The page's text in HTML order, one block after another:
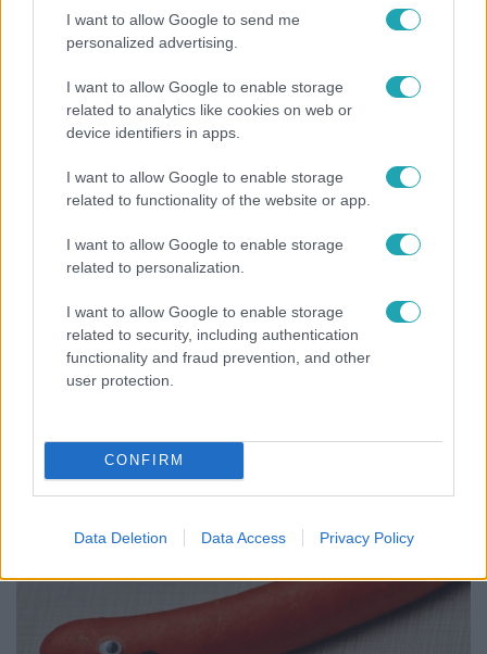
I want to allow Google to send me
personalized advertising.
I want to allow Google to enable storage
related to analytics like cookies on web or
device identifiers in apps.
I want to allow Google to enable storage
related to functionality of the website or app.
I want to allow Google to enable storage
related to personalization.
I want to allow Google to enable storage
related to security, including authentication
functionality and fraud prevention, and other
user protection.
CONFIRM
Data Deletion Data Access Privacy Policy
kapott testvérétől. Azóta gyerekkori barátjával, Vreczenár
Csabával 17 termékből álló palettát alkottak meg, amikkel
rendezvényeken találkozhatunk országszerte. A pitch-et
hallgatva Balogh Levente azon gondolkozott, hogy vajon
hol fogják elrontani az üzleti ajánlatot, de aztán gyorsan
kiderült, amivel cápatársa, Moldován András is
egyetértett.
Egy édes-savanyú szósz miatt kialakult vita után ölte